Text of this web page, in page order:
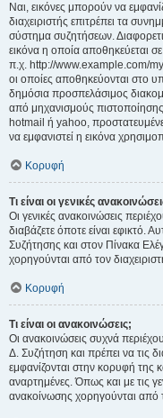
Ναι, εικόνες μπορούν να
διαχειριστής επιτρέπει τα
σύστημα συζητήσεων.
εικόνα η οποία αποθηκεύεται
π.χ. http://www.example.com/
οι οποίες αποθηκεύονται στο
δημόσια προσπελάσιμος
από μηχανισμούς
hotmail ή yahoo,
να εμφανιστεί η εικόνα
Κορυφή
Τι είναι οι γενικές
Οι γενικές ανακοινώσεις
διαβάζετε όποτε είναι εφικτό.
Συζήτησης και στον Πίνακα
χορηγούνται από τον
Κορυφή
Τι είναι οι ανακοινώσεις;
Οι ανακοινώσεις συχνά
Δ. Συζήτηση και πρέπει να τις
εμφανίζονται στην κορυφή της
αναρτημένες. Όπως και με τις
ανακοίνωσης χορηγούνται από